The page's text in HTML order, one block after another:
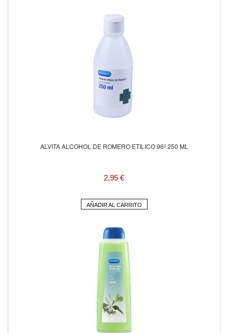
ALVITA ALCOHOL DE ROMERO ETILICO 96º 250 ML
2,95 €
AÑADIR AL CARRITO